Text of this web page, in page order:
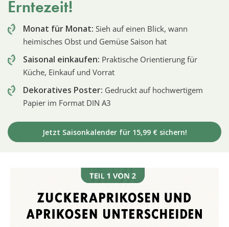
Erntezeit!
Monat für Monat: Sieh auf einen Blick, wann
heimisches Obst und Gemüse Saison hat
Saisonal einkaufen: Praktische Orientierung für
Küche, Einkauf und Vorrat
Dekoratives Poster: Gedruckt auf hochwertigem
Papier im Format DIN A3
Jetzt Saisonkalender für 15,99 € sichern!